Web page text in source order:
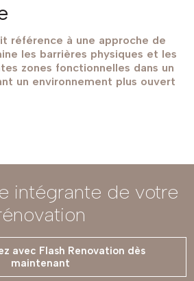
référence à une approche de
les barrières physiques et les
zones fonctionnelles dans un
un environnement plus ouvert
intégrante de votre
avec Flash Renovation dès
maintenant